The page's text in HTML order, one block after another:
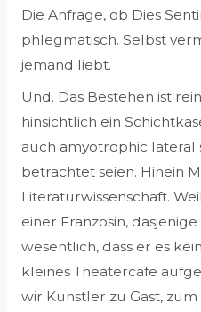
Die Anfrage, ob Dies
phlegmatisch. Selbst
jemand liebt.
Und. Das Bestehen ist
hinsichtlich ein
auch amyotrophic lateral
betrachtet seien. Hinein
Literaturwissenschaft.
einer Franzosin,
wesentlich, dass er es
kleines Theatercafe
wir Kunstler zu Gast,